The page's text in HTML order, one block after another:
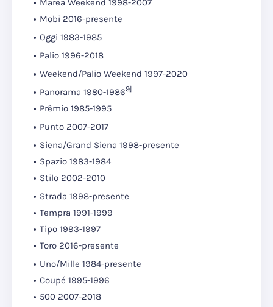
Mobi 2016-presente
Oggi 1983-1985
Palio 1996-2018
Weekend/Palio Weekend 1997-2020
Panorama 1980-19869]
Prêmio 1985-1995
Punto 2007-2017
Siena/Grand Siena 1998-presente
Spazio 1983-1984
Stilo 2002-2010
Strada 1998-presente
Tempra 1991-1999
Tipo 1993-1997
Toro 2016-presente
Uno/Mille 1984-presente
Coupé 1995-1996
500 2007-2018